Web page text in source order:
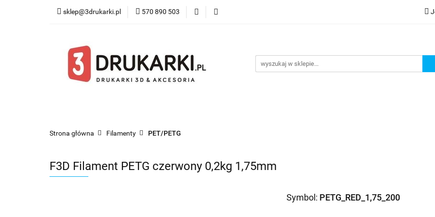
sklep@3drukarki.pl 570 890 503
Blog Bestsellery
Strona główna Filamenty PET/PETG
F3D Filament PETG czerwony 0,2kg 1,75mm
Symbol: PETG_RED_1,75_200